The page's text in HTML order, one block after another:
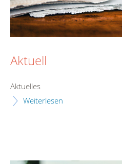
Aktuell
Aktuelles
Weiterlesen